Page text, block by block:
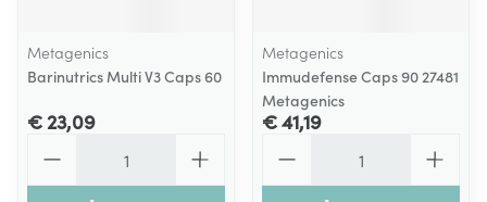
Metagenics
Barinutrics Multi V3 Caps 60
€ 23,09
Metagenics
Immudefense Caps 90 27481
Metagenics
€ 41,19